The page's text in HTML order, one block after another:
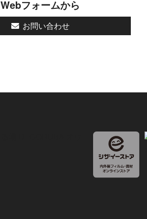
Webフォームから
お問い合わせ